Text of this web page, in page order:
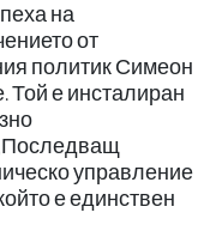
на
от
политик Симеон
Той е инсталиран
управление
е единствен